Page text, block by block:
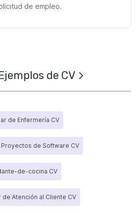
de empleo.
de CV
de Enfermería CV
de Software CV
de-cocina CV
de Atención al Cliente CV